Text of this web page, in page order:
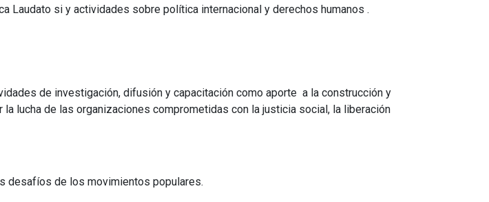
Laudato si y actividades sobre política internacional y derechos humanos .
de investigación, difusión y capacitación como aporte a la construcción y
lucha de las organizaciones comprometidas con la justicia social, la liberación
desafíos de los movimientos populares.